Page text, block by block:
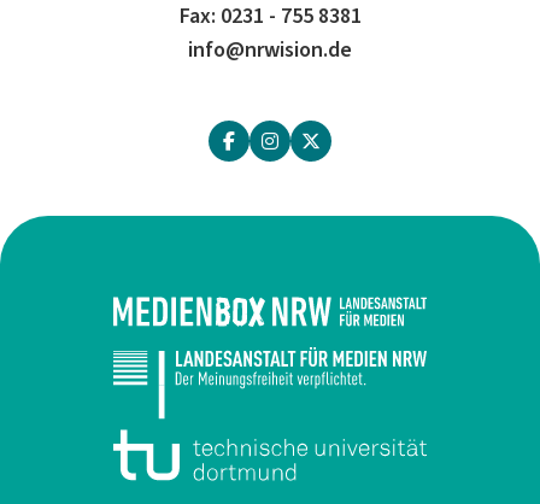
Fax: 0231 - 755 8381
info@nrwision.de